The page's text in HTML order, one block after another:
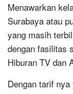
Menawarkan
Surabaya atau
yang masih
dengan fasilitas
Hiburan TV dan
Dengan tarif